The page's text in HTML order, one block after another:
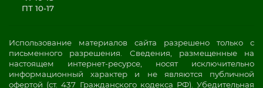
ПТ 10-17
Использование материалов сайта разрешено только с
письменного разрешения. Сведения, размещенные на
настоящем интернет-ресурсе, носят исключительно
информационный характер и не являются публичной
офертой (ст. 437 Гражданского кодекса РФ). Убедительная